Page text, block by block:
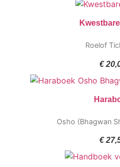
Roelof
€
Osho (Bhagwan
€